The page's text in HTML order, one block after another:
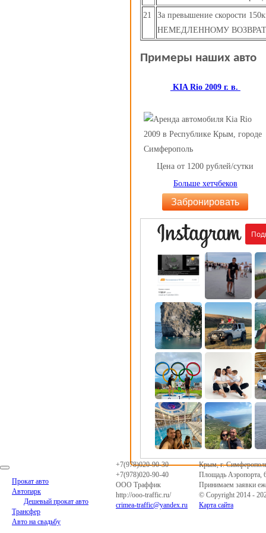
21
За превышение скорости
НЕМЕДЛЕННОМУ
Примеры наших авто
KIA Rio 2009 г. в.
Цена от 1200 рублей/сутки
Больше хетчбеков
Забронировать
Прокат авто
Автопарк
Дешевый прокат авто
Трансфер
Авто на свадьбу
+7(978)020-90-30
+7(978)020-90-40
ООО Траффик
http://ooo-traffic.ru/
crimea-traffic@yandex.ru
Крым,г.
Площадь Аэропорта,
Принимаем заявки
© Copyright 2014 -
Карта сайта